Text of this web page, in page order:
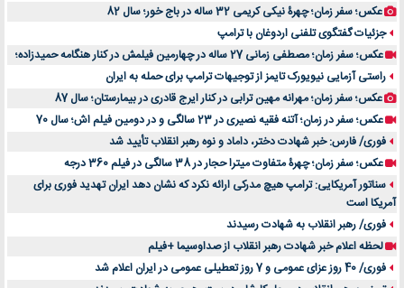
عکس؛ سفر زمان؛ چهرۀ نیکی کریمی 32 ساله در باج خور؛ سال 82
جزئیات گفتگوی تلفنی اردوغان با ترامپ
عکس؛ سفر زمان؛ مصطفی زمانی 27 ساله در چهارمین فیلمش در کنار هنگامه حمیدزاده؛
راستی آزمایی نیویورک تایمز از توجیهات ترامپ برای حمله به ایران
عکس؛ سفر زمان؛ مهرانه مهین ترابی در کنار ایرج قادری در بیمارستان؛ سال 87
عکس؛ سفر در زمان؛ آتنه فقیه نصیری در 23 سالگی و در دومین فیلم اش؛ سال 70
فوری/ فارس: خبر شهادت دختر، داماد و نوه رهبر انقلاب تأیید شد
عکس؛ سفر زمان؛ چهرۀ متفاوت میترا حجار در 38 سالگی در فیلم 360 درجه
سناتور آمریکایی: ترامپ هیچ مدرکی ارائه نکرد که نشان دهد ایران تهدید فوری برای
آمریکا است
فوری/ رهبر انقلاب به شهادت رسیدند
لحظه اعلام خبر شهادت رهبر انقلاب از صداوسیما +فیلم
فوری/ 40 روز عزای عمومی و 7 روز تعطیلی عمومی در ایران اعلام شد